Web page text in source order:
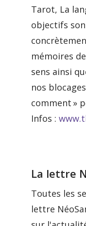
Tarot, La
objectifs
mémoires
sens ainsi
nos
comment »
Infos :
La lettre
Toutes les
lettre